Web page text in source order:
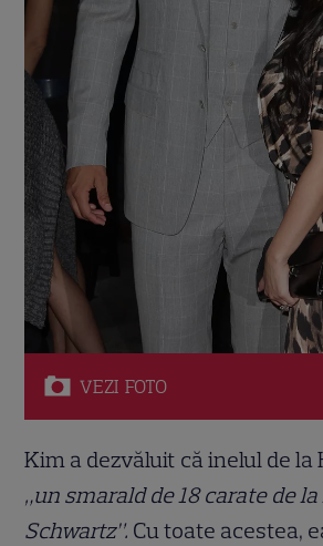
VEZI FOTO
Kim a dezvăluit că inelul de la
„un smarald de 18 carate de
Schwartz”. Cu toate acestea,